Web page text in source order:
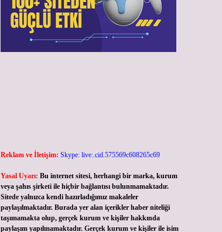
Reklam ve İletişim: Skype: live:.cid.575569c608265c69
Yasal Uyarı: Bu internet sitesi, herhangi bir marka, kurum
veya şahıs şirketi ile hiçbir bağlantısı bulunmamaktadır.
Sitede yalnızca kendi hazırladığımız makaleler
paylaşılmaktadır. Burada yer alan içerikler haber niteliği
taşımamakta olup, gerçek kurum ve kişiler hakkında
paylaşım yapılmamaktadır. Gerçek kurum ve kişiler ile isim